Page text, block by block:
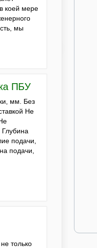
коей мере
мы
ПБУ
мм. Без
Не
подачи,
подачи,
только